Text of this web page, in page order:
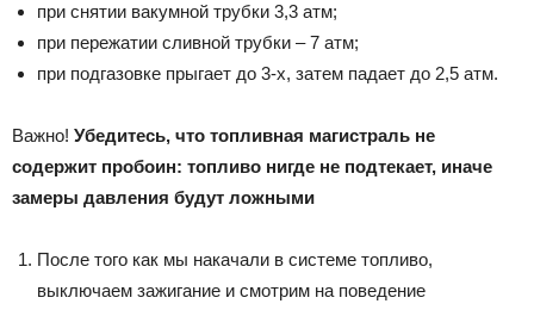
при снятии вакумной трубки 3,3 атм;
при пережатии сливной трубки – 7 атм;
при подгазовке прыгает до 3-х, затем падает до 2,5 атм.
Важно! Убедитесь, что топливная магистраль не
содержит пробоин: топливо нигде не подтекает, иначе
замеры давления будут ложными
После того как мы накачали в системе топливо,
выключаем зажигание и смотрим на поведение